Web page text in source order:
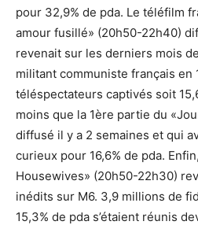
pour 32,9% de pda. Le téléfilm
amour fusillé» (20h50-22h40)
revenait sur les derniers mois
militant communiste français en
téléspectateurs captivés soit
moins que la 1ère partie du
diffusé il y a 2 semaines et qui
curieux pour 16,6% de pda.
Housewives» (20h50-22h30)
inédits sur M6. 3,9 millions de
15,3% de pda s’étaient réunis